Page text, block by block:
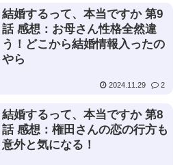
結婚するって、本当ですか 第9
話 感想：お母さん性格全然違
う！どこから結婚情報入ったの
やら
2024.11.29 2
結婚するって、本当ですか 第8
話 感想：権田さんの恋の行方も
意外と気になる！